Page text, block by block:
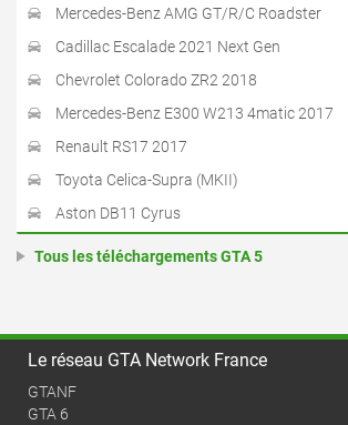
Mercedes-Benz AMG GT/R/C Roadster
Cadillac Escalade 2021 Next Gen
Chevrolet Colorado ZR2 2018
Mercedes-Benz E300 W213 4matic 2017
Renault RS17 2017
Toyota Celica-Supra (MKII)
Aston DB11 Cyrus
Tous les téléchargements GTA 5
Le réseau GTA Network France
GTANF
GTA 6